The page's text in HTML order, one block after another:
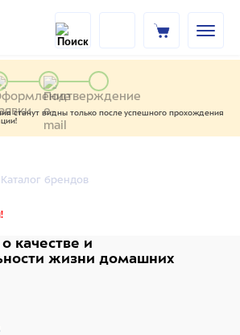
станут видны только после успешного прохождения
Каталог брендов
качестве и
жизни домашних